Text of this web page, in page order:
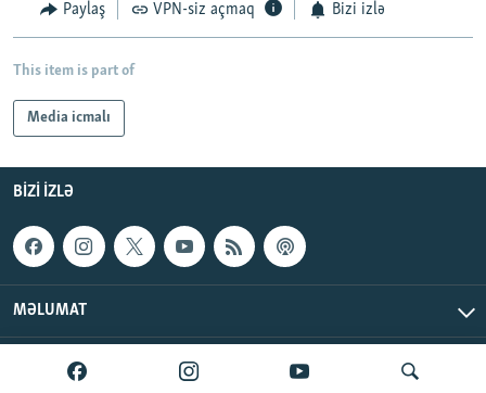
Paylaş VPN-siz açmaq Bizi izlə
This item is part of
Media icmalı
BIZI IZLƏ
MƏLUMAT
AzadlıqRadiosu © 2026 Inc. | Bütün hüquqlar qorunur